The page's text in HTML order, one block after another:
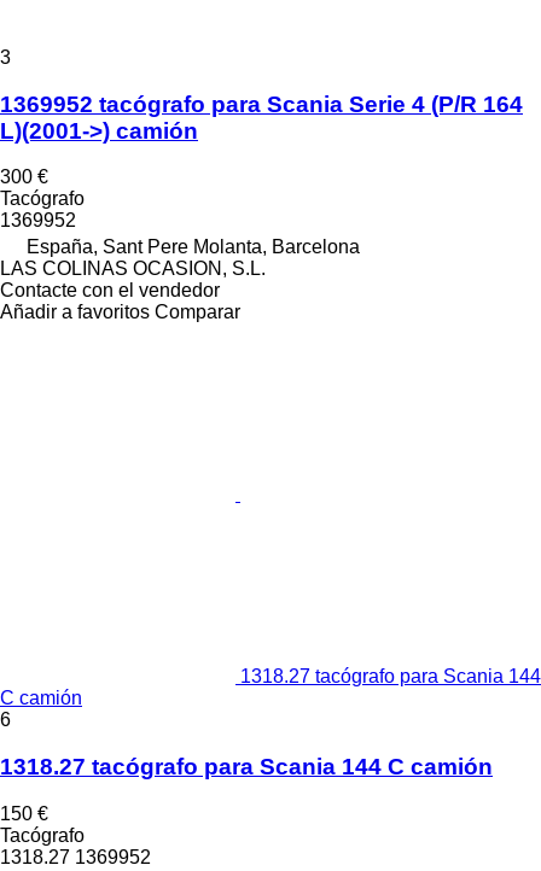
3
1369952 tacógrafo para Scania Serie 4 (P/R 164
L)(2001->) camión
300 €
Tacógrafo
1369952
España, Sant Pere Molanta, Barcelona
LAS COLINAS OCASION, S.L.
Contacte con el vendedor
Añadir a favoritos Comparar
1318.27 tacógrafo para Scania 144
C camión
6
1318.27 tacógrafo para Scania 144 C camión
150 €
Tacógrafo
1318.27 1369952